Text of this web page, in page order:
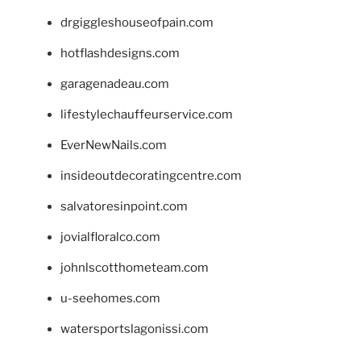
drgiggleshouseofpain.com
hotflashdesigns.com
garagenadeau.com
lifestylechauffeurservice.com
EverNewNails.com
insideoutdecoratingcentre.com
salvatoresinpoint.com
jovialfloralco.com
johnlscotthometeam.com
u-seehomes.com
watersportslagonissi.com